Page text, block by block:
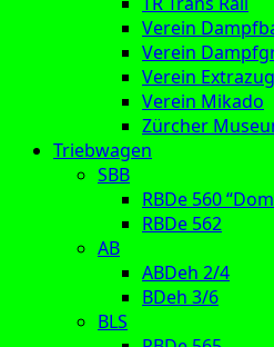
Verein
Verein
Verein
Verein Mikado
Zürcher
Triebwagen
SBB
RBDe 560
RBDe 562
AB
ABDeh 2/4
BDeh 3/6
BLS